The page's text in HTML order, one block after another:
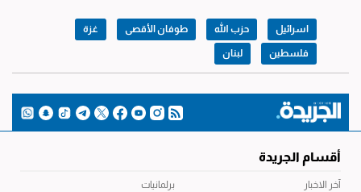
اسرائيل حزب الله طوفان الأقصى غزة
فلسطين لبنان
أقسام الجريدة
آخر الاخبار
برلمانيات